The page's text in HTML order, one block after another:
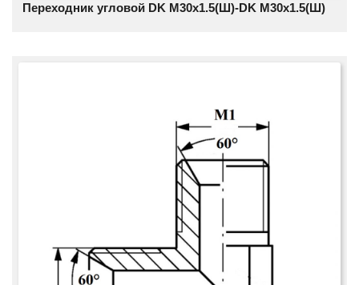
Переходник угловой DK M30х1.5(Ш)-DK M30х1.5(Ш)